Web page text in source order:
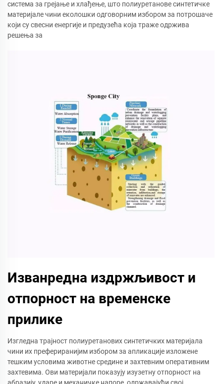
система за грејање и хлађење, што полиуретанове синтетичке
материјале чини еколошки одговорним избором за потрошаче
који су свесни енергије и предузећа која траже одржива
решења за
Изванредна издржљивост и
отпорност на временске
прилике
Изгледна трајност полиуретанових синтетичких материјала
чини их префериранијим избором за апликације изложене
тешким условима животне средине и захтевним оперативним
захтевима. Ови материјали показују изузетну отпорност на
абразију, ударе и механичке напоре, одржавајући свој